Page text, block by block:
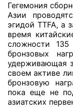
Гегемония
Азии
эгидой TTFA, а
время
сложности
бронзовых
удерживающая
своем активе
бронзовую
пока еще не
азиатских